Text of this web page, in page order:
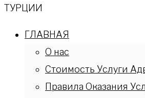
ТУРЦИИ
ГЛАВНАЯ
О нас
Стоимость Услуги
Правила Оказания